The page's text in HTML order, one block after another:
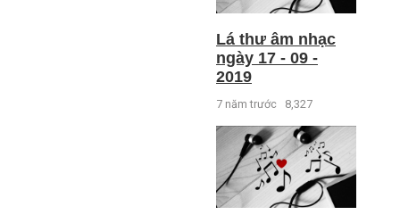
Lá thư âm nhạc
ngày 17 - 09 -
2019
7 năm trước 8,327